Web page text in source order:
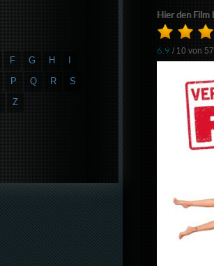
Hier den Film
6.9 / 10 von57
F G H
P Q R
S
Z